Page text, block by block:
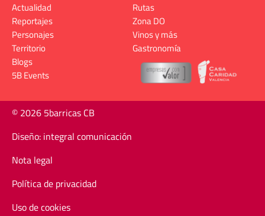
Actualidad
Reportajes
Personajes
Territorio
Rutas
Zona DO
Vinos y más
Gastronomía
Blogs
5B Events
© 2026 5barricas CB
Diseño: integral comunicación
Nota legal
Política de privacidad
Uso de cookies